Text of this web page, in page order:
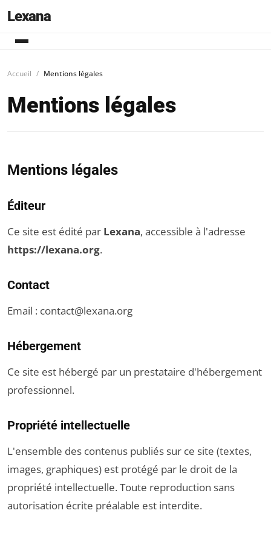
Lexana
Accueil Mentions légales
Mentions légales
Mentions légales
Éditeur
Ce site est édité par Lexana, accessible à l'adresse
https://lexana.org.
Contact
Email : contact@lexana.org
Hébergement
Ce site est hébergé par un prestataire d'hébergement
professionnel.
Propriété intellectuelle
L'ensemble des contenus publiés sur ce site (textes,
images, graphiques) est protégé par le droit de la
propriété intellectuelle. Toute reproduction sans
autorisation écrite préalable est interdite.